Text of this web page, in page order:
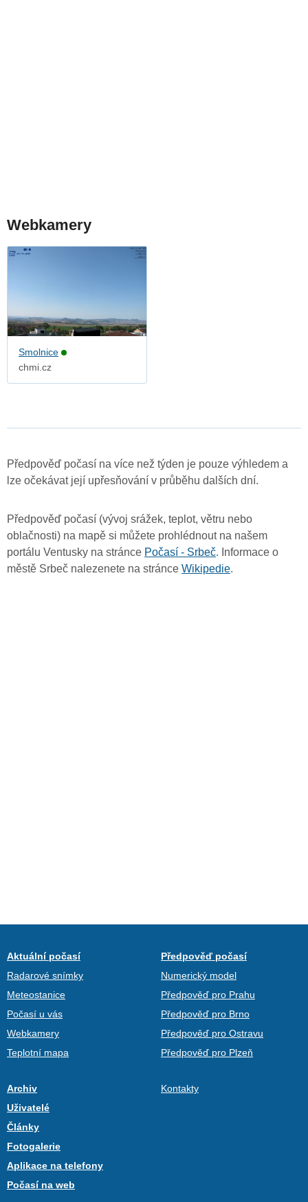
Webkamery
Smolnice
chmi.cz
Předpověď počasí na více než týden je pouze výhledem a
lze očekávat její upřesňování v průběhu dalších dní.
Předpověď počasí (vývoj srážek, teplot, větru nebo
oblačnosti) na mapě si můžete prohlédnout na našem
portálu Ventusky na stránce Počasí - Srbeč. Informace o
městě Srbeč nalezenete na stránce Wikipedie.
Aktuální počasí
Radarové snímky
Meteostanice
Počasí u vás
Webkamery
Teplotní mapa
Předpověď počasí
Numerický model
Předpověď pro Prahu
Předpověď pro Brno
Předpověď pro Ostravu
Předpověď pro Plzeň
Archiv
Uživatelé
Články
Fotogalerie
Aplikace na telefony
Počasí na web
Kontakty